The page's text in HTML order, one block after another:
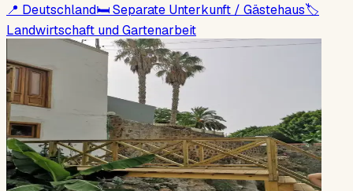
📍 Deutschland🛏Separate Unterkunft / Gästehaus🏷
Landwirtschaft und Gartenarbeit